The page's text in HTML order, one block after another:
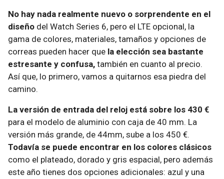
No hay nada realmente nuevo o sorprendente en el
diseño del Watch Series 6, pero el LTE opcional, la
gama de colores, materiales, tamaños y opciones de
correas pueden hacer que la elección sea bastante
estresante y confusa, también en cuanto al precio.
Así que, lo primero, vamos a quitarnos esa piedra del
camino.
La versión de entrada del reloj está sobre los 430 €
para el modelo de aluminio con caja de 40 mm. La
versión más grande, de 44mm, sube a los 450 €.
Todavía se puede encontrar en los colores clásicos
como el plateado, dorado y gris espacial, pero además
este año tienes dos opciones adicionales: azul y una